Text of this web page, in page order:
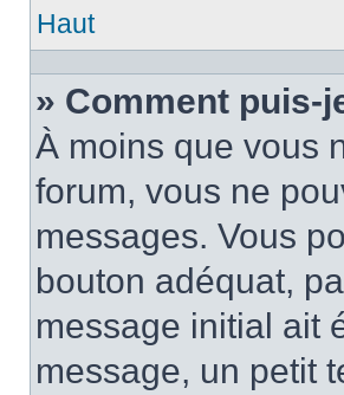
Haut
» Comment puis-
À moins que vous
forum, vous ne
messages. Vous
bouton adéquat,
message initial ait
message, un petit